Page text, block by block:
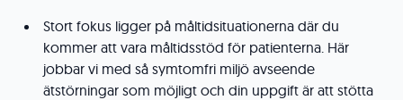
Stort fokus ligger på måltidsituationerna där du
kommer att vara måltidsstöd för patienterna. Här
jobbar vi med så symtomfri miljö avseende
ätstörningar som möjligt och din uppgift är att stötta